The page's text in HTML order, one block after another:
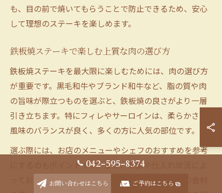
も、目の前で焼いてもらうことで防止できるため、安心
して理想のステーキを楽しめます。
鉄板焼ステーキで楽しむ上質な肉の選び方
鉄板焼ステーキを最大限に楽しむためには、肉の選び方
が重要です。黒毛和牛やブランド和牛など、脂の質や肉
の旨味が際立つものを選ぶと、鉄板焼の良さがより一層
引き立ちます。特にフィレやサーロインは、柔らかさと
風味のバランスが良く、多くの方に人気の部位です。
選ぶ際には、お店のメニューやシェフのおすすめを参考
にするのもポイントです。また、季節や仕入れ状況によ
っておすすめの部位が変わる場合もあるため、旬の食材
042-595-8374
お問い合わせはこちら ご予約はこちら